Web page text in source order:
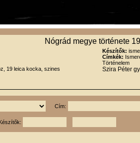
Nógrád megye története
19 leica kocka, szines
Készítők:
Címkék:
Történelem
Szira Péter
Cím: